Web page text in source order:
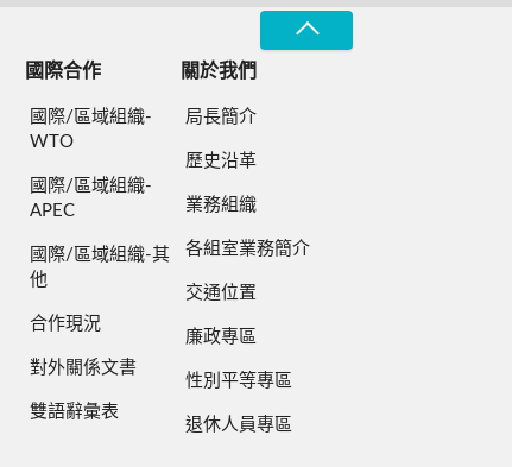
國際合作
國際/區域組織-
WTO
國際/區域組織-
APEC
國際/區域組織-其
他
合作現況
對外關係文書
雙語辭彙表
關於我們
局長簡介
歷史沿革
業務組織
各組室業務簡介
交通位置
廉政專區
性別平等專區
退休人員專區